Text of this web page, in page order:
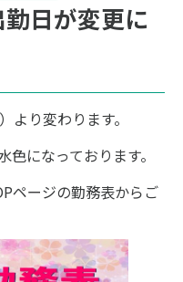
日が変更に
より変わります。
になっております。
ページの勤務表からご